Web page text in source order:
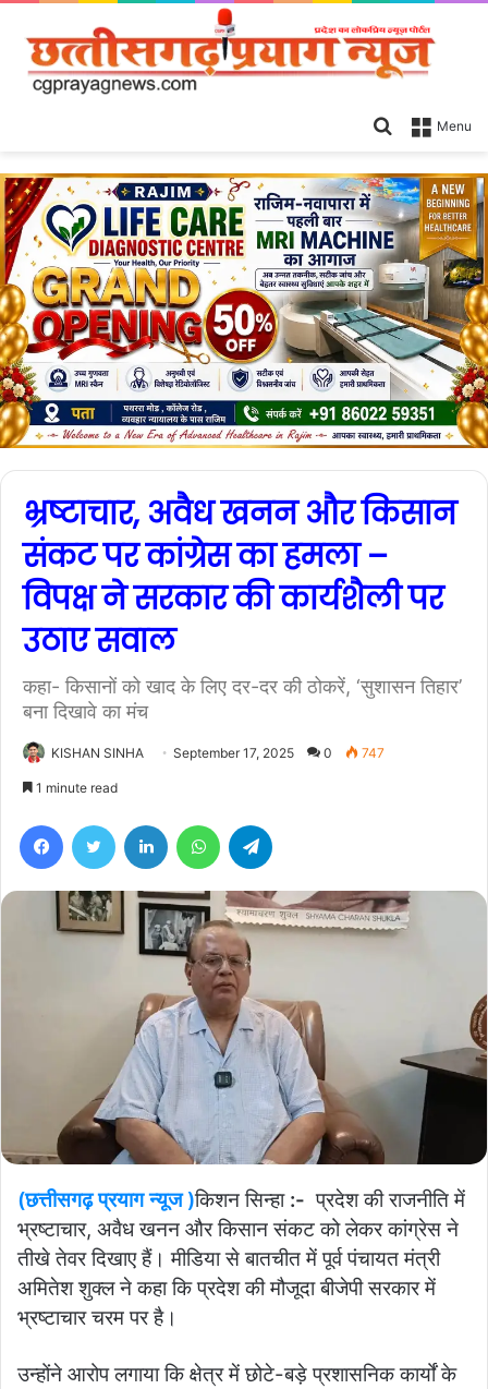
Menu
Search
भ्रष्टाचार, अवैध खनन और किसान
संकट पर कांग्रेस का हमला –
विपक्ष ने सरकार की कार्यशैली पर
उठाए सवाल
कहा- किसानों को खाद के लिए दर-दर की ठोकरें, ‘सुशासन तिहार’
बना दिखावे का मंच
KISHAN SINHA September 17, 2025 0 747
1 minute read
(छत्तीसगढ़ प्रयाग न्यूज )किशन सिन्हा:- प्रदेश की राजनीति में
भ्रष्टाचार, अवैध खनन और किसान संकट को लेकर कांग्रेस ने
तीखे तेवर दिखाए हैं। मीडिया से बातचीत में पूर्व पंचायत मंत्री
अमितेश शुक्ल ने कहा कि प्रदेश की मौजूदा बीजेपी सरकार में
भ्रष्टाचार चरम पर है।
उन्होंने आरोप लगाया कि क्षेत्र में छोटे-बड़े प्रशासनिक कार्यों के